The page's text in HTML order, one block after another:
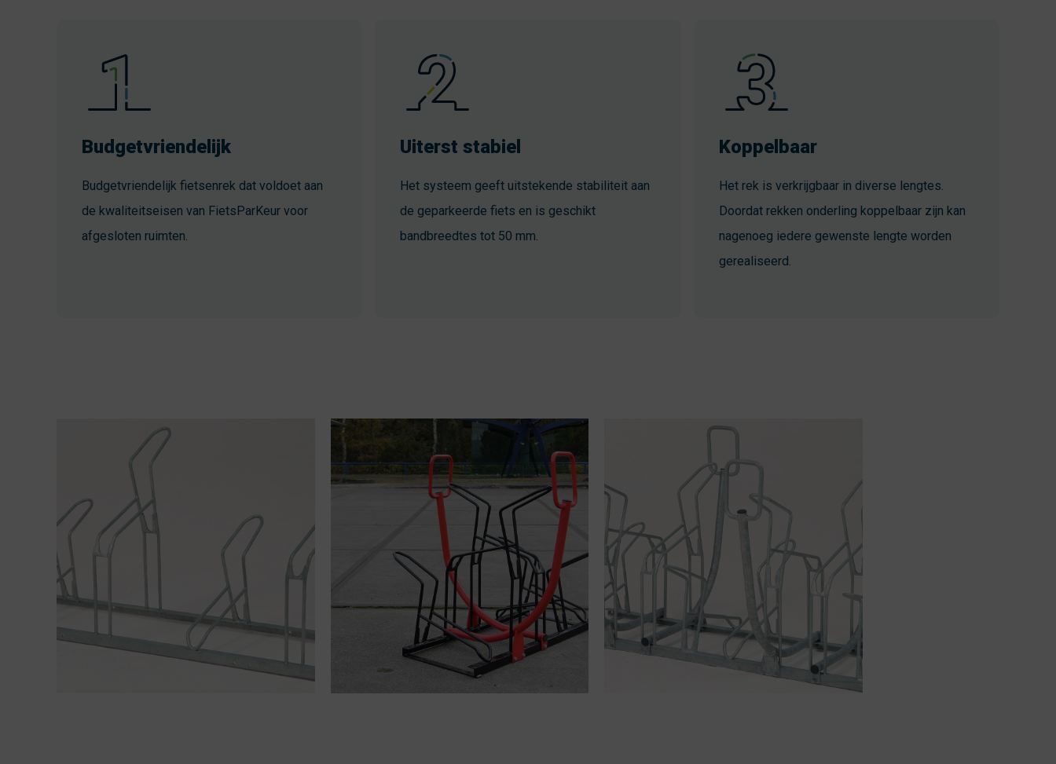
Budgetvriendelijk
Budgetvriendelijk fietsenrek dat voldoet aan
de kwaliteitseisen van FietsParKeur voor
afgesloten ruimten.
Uiterst stabiel
Het systeem geeft uitstekende stabiliteit aan
de geparkeerde fiets en is geschikt
bandbreedtes tot 50 mm.
Koppelbaar
Het rek is verkrijgbaar in diverse lengtes.
Doordat rekken onderling koppelbaar zijn kan
nagenoeg iedere gewenste lengte worden
gerealiseerd.